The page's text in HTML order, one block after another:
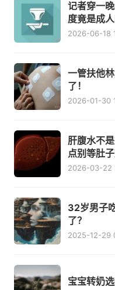
记者穿一
度竟是成人
2026-06-18
一管扶他
了！
2026-01-30
肝腹水不
点别等肚
2026-03-22
32岁男子
了？
2025-12-29
宝宝转奶